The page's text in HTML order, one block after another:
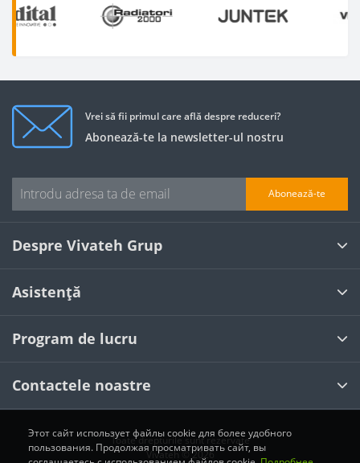
Vrei să fii primul care află despre reduceri?
Abonează-te la newsletter-ul nostru
Abonează-te
Despre Vivateh Grup
Asistență
Program de lucru
Contactele noastre
Toate drepturile sunt rezervate
Vivateh © 2026
Этот сайт использует файлы cookie для более удобного
пользования. Продолжая просматривать сайт, вы